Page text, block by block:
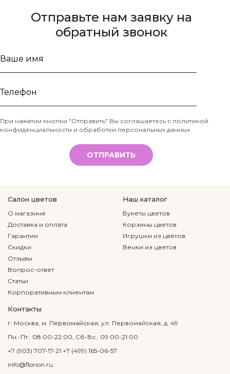
Отправьте нам заявку на
обратный звонок
Ваше
Телефон
*
При нажатии кнопки "Отправить" Вы соглашаетесь с политикой
конфиденциальности и обработки персональных данных
ОТПРАВИТЬ
Салон цветов
О магазине
Доставка и оплата
Гарантии
Скидки
Отзывы
Вопрос-ответ
Статьи
Корпоративным клиентам
Наш каталог
Букеты цветов
Корзины цветов
Игрушки из цветов
Венки из цветов
Контакты
г. Москва, м. Первомайская, ул. Первомайская, д. 49
Пн.-Пт.: 08:00-22:00, Сб-Вс.: 09:00-21:00
+7 (903) 707-17-21 +7 (499) 165-06-57
info@florion.ru